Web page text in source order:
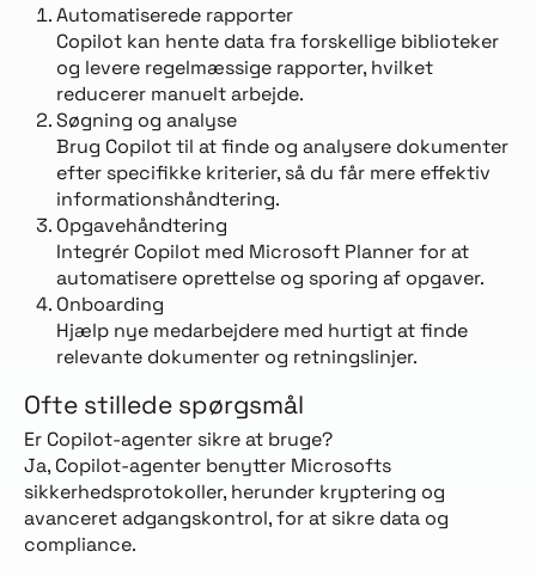
Automatiserede rapporter
Copilot kan hente data fra forskellige biblioteker
og levere regelmæssige rapporter, hvilket
reducerer manuelt arbejde.
Søgning og analyse
Brug Copilot til at finde og analysere dokumenter
efter specifikke kriterier, så du får mere effektiv
informationshåndtering.
Opgavehåndtering
Integrér Copilot med Microsoft Planner for at
automatisere oprettelse og sporing af opgaver.
Onboarding
Hjælp nye medarbejdere med hurtigt at finde
relevante dokumenter og retningslinjer.
Ofte stillede spørgsmål
Er Copilot-agenter sikre at bruge?
Ja, Copilot-agenter benytter Microsofts
sikkerhedsprotokoller, herunder kryptering og
avanceret adgangskontrol, for at sikre data og
compliance.